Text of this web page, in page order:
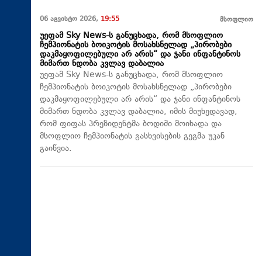
06 აგვისტო 2026, 19:55 მსოფლიო
უეფამ Sky News-ს განუცხადა, რომ მსოფლიო
ჩემპიონატის ბოიკოტის მოსახსნელად „პირობები
დაკმაყოფილებული არ არის“ და ჯანი ინფანტინოს
მიმართ ნდობა კვლავ დაბალია
უეფამ Sky News-ს განუცხადა, რომ მსოფლიო
ჩემპიონატის ბოიკოტის მოსახსნელად „პირობები
დაკმაყოფილებული არ არის“ და ჯანი ინფანტინოს
მიმართ ნდობა კვლავ დაბალია, იმის მიუხედავად,
რომ ფიფას პრეზიდენტმა ბოდიში მოიხადა და
მსოფლიო ჩემპიონატის გასხვისების გეგმა უკან
გაიწვია.